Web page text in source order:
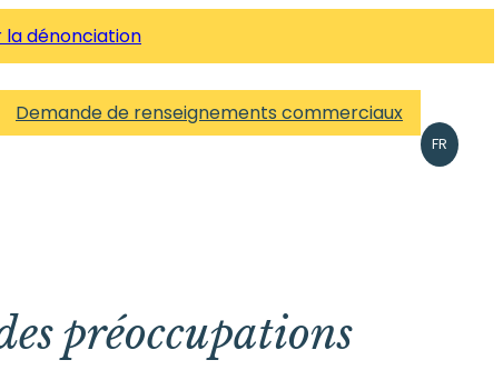
la dénonciation
Demande de renseignements commerciaux
FR
préoccupations